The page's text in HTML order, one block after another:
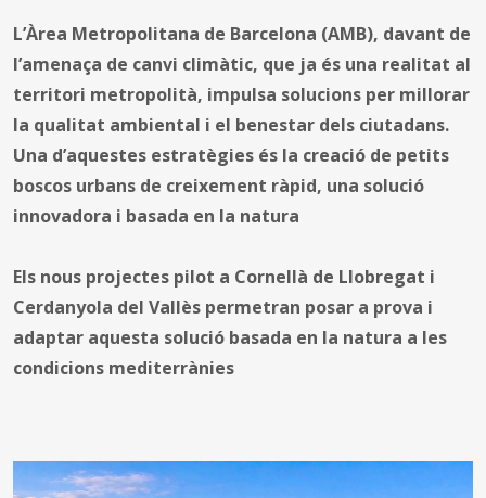
L’Àrea Metropolitana de Barcelona (AMB), davant de
l’amenaça de canvi climàtic, que ja és una realitat al
territori metropolità, impulsa solucions per millorar
la qualitat ambiental i el benestar dels ciutadans.
Una d’aquestes estratègies és la creació de petits
boscos urbans de creixement ràpid, una solució
innovadora i basada en la natura
Els nous projectes pilot a Cornellà de Llobregat i
Cerdanyola del Vallès permetran posar a prova i
adaptar aquesta solució basada en la natura a les
condicions mediterrànies